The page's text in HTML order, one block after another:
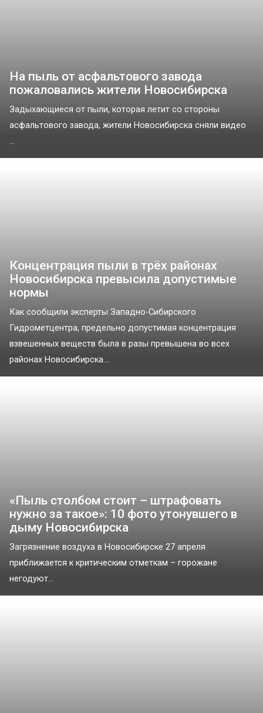
На пыль от асфальтового завода
пожаловались жители Новосибирска
Задыхающиеся от пыли, которая летит со стороны
асфальтового завода, жители Новосибирска сняли видео
...
Концентрация пыли в трёх районах
Новосибирска превысила допустимые
нормы
Как сообщили эксперты Западно-Сибирского
Гидрометцентра, предельно допустимая концентрация
взвешенных веществ была в разы превышена во всех
районах Новосибирска....
«Пыль столбом стоит – штрафовать
нужно за такое»: 10 фото утонувшего в
дыму Новосибирска
Загрязнение воздуха в Новосибирске 27 апреля
приближается к критическим отметкам – горожане
негодуют...